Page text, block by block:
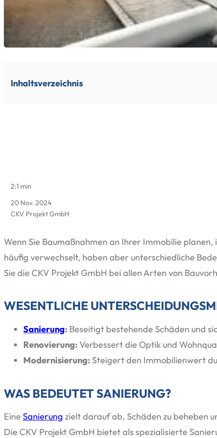
Inhaltsverzeichnis
2:1 min
20 Nov. 2024
CKV Projekt GmbH
Wenn Sie Baumaßnahmen an Ihrer Immobilie
häufig verwechselt, haben aber unterschiedliche
Sie die CKV Projekt GmbH bei allen Arten von
WESENTLICHE
Sanierung: Beseitigt bestehende Schäden und
Renovierung:Verbessert die Optik und
Modernisierung: Steigert den Immobilienwert
WAS BEDEUTET SANIERUNG?
Eine Sanierung zielt darauf ab, Schäden zu beheben
Die CKV Projekt GmbH bietet als spezialisierte